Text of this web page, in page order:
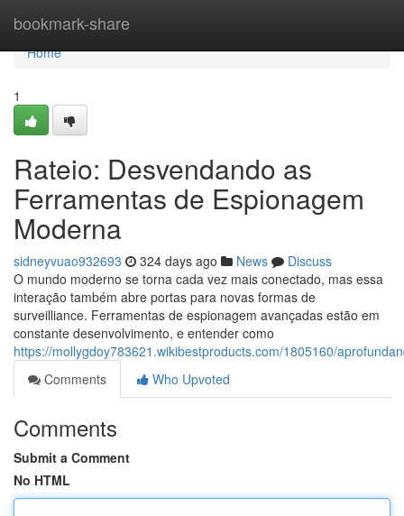
bookmark-share
Home
Home
1
Rateio: Desvendando as
Ferramentas de Espionagem
Moderna
sidneyvuao932693 324 days ago News
Discuss
O mundo moderno se torna cada vez mais conectado, mas essa
interação também abre portas para novas formas de
surveilliance. Ferramentas de espionagem avançadas estão em
constante desenvolvimento, e entender como
https://mollygdoy783621.wikibestproducts.com/1805160/
Comments
Who Upvoted
Comments
Submit a Comment
No HTML